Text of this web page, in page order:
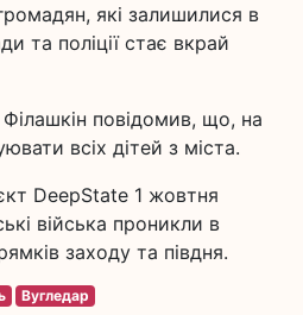
які залишилися в
та поліції стає вкрай
повідомив, що, на
всіх дітей з міста.
DeepState 1 жовтня
війська проникли в
заходу та півдня.
Вугледар